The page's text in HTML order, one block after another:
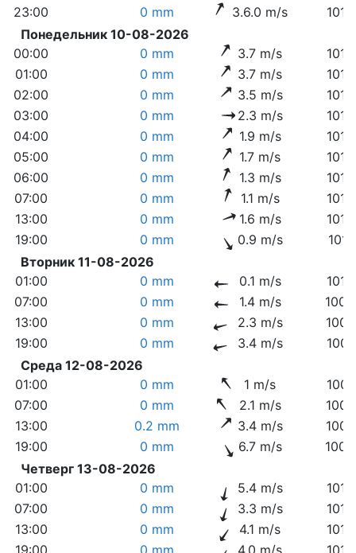
23:00
0 mm 3.6.0 m/s
Понедельник 10-08-2026
00:00
0 mm 3.7 m/s
01:00
0 mm 3.7 m/s
02:00
0 mm 3.5 m/s
03:00
0 mm 2.3 m/s
04:00
0 mm 1.9 m/s
05:00
0 mm 1.7 m/s
06:00
0 mm 1.3 m/s
07:00
0 mm 1.1 m/s
13:00
0 mm 1.6 m/s
19:00
0 mm 0.9 m/s
Вторник 11-08-2026
01:00
0 mm 0.1 m/s
07:00
0 mm 1.4 m/s
13:00
0 mm 2.3 m/s
19:00
0 mm 3.4 m/s
Среда 12-08-2026
01:00
0 mm 1 m/s
07:00
0 mm 2.1 m/s
13:00
0.2 mm 3.4 m/s
19:00
0 mm 6.7 m/s
Четверг 13-08-2026
01:00
0 mm 5.4 m/s
07:00
0 mm 3.3 m/s
13:00
0 mm 4.1 m/s
19:00
0 mm 4.0 m/s